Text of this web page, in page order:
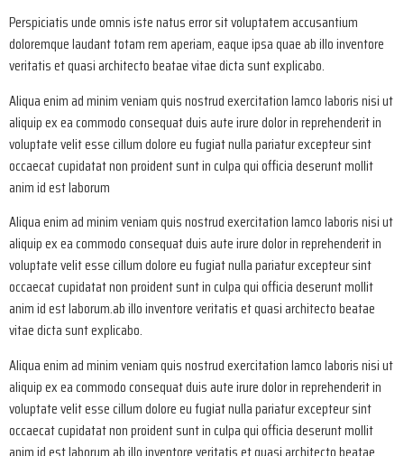
Perspiciatis unde omnis iste natus error sit voluptatem accusantium
doloremque laudant totam rem aperiam, eaque ipsa quae ab illo inventore
veritatis et quasi architecto beatae vitae dicta sunt explicabo.
Aliqua enim ad minim veniam quis nostrud exercitation lamco laboris nisi ut
aliquip ex ea commodo consequat duis aute irure dolor in reprehenderit in
voluptate velit esse cillum dolore eu fugiat nulla pariatur excepteur sint
occaecat cupidatat non proident sunt in culpa qui officia deserunt mollit
anim id est laborum
Aliqua enim ad minim veniam quis nostrud exercitation lamco laboris nisi ut
aliquip ex ea commodo consequat duis aute irure dolor in reprehenderit in
voluptate velit esse cillum dolore eu fugiat nulla pariatur excepteur sint
occaecat cupidatat non proident sunt in culpa qui officia deserunt mollit
anim id est laborum.ab illo inventore veritatis et quasi architecto beatae
vitae dicta sunt explicabo.
Aliqua enim ad minim veniam quis nostrud exercitation lamco laboris nisi ut
aliquip ex ea commodo consequat duis aute irure dolor in reprehenderit in
voluptate velit esse cillum dolore eu fugiat nulla pariatur excepteur sint
occaecat cupidatat non proident sunt in culpa qui officia deserunt mollit